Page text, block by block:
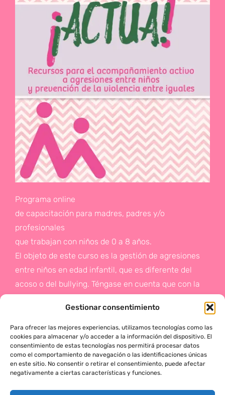
Gestionar consentimiento
Para ofrecer las mejores experiencias, utilizamos tecnologías como las
cookies para almacenar y/o acceder a la información del dispositivo. El
consentimiento de estas tecnologías nos permitirá procesar datos
como el comportamiento de navegación o las identificaciones únicas
en este sitio. No consentir o retirar el consentimiento, puede afectar
negativamente a ciertas características y funciones.
Programa online
de capacitación para madres, padres y/o
profesionales
que trabajan con niños de 0 a 8 años.
El objeto de este curso es la gestión de agresiones
entre niños en edad infantil, que es diferente del
acoso o del bullying. Téngase en cuenta que con la
de la prevención a un problema que suele aparecer
en etapas posteriores como es el acoso.
Si deseas más información,
haz click en este enlace: